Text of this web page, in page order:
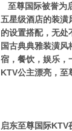
至尊国际被誉为
五星级酒店的装潢
的设置搭配，无处
国古典典雅装潢
宿，餐饮，娱乐，
KTV公主漂亮，至
启东至尊国际KTV